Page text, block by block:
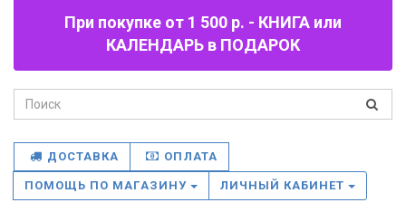
При покупке от 1 500 р. - КНИГА или
КАЛЕНДАРЬ в ПОДАРОК
ДОСТАВКА ОПЛАТА
ПОМОЩЬ ПО МАГАЗИНУ ЛИЧНЫЙ КАБИНЕТ